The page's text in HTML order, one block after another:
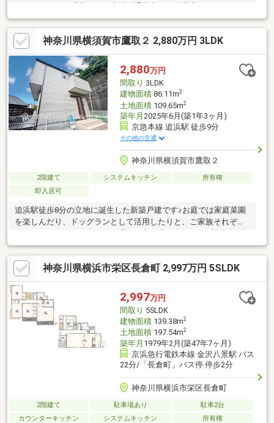
インターホン、緑豊かな住宅地、通風良好、全居室フローリン
グ、ウォークインクローゼット
神奈川県横須賀市鷹取２ 2,880万円 3LDK
2,880万円
間取り 3LDK
建物面積86.11m2
土地面積109.65m2
築年月 2025年6月(築1年3ヶ月)
京急本線 追浜駅 徒歩9分
その他の交通
神奈川県横須賀市鷹取２
2階建て システムキッチン
所有権
即入居可
追浜駅徒歩8分の立地に誕生した新築戸建です♪お庭では家庭菜園
を楽しんだり、ドッグランとして活用したりと、ご家族それぞれ
で、通勤・通学やお出かけにも便利な立地です♪■新築ならではの
きれいな住まいで、新生活を気持ちよくスタートできます！■お
庭では季節の野菜や草花を育てる家庭菜園も楽しめます♪■ドッグ
ランとして活用できるスペースがあり、愛犬との時間も充実しま
す！■ぜひ現地で広さや陽当たり、周辺環境もあわせてご体感く
ださい♪【お問い合わせは【フリーダイヤル：0120-702-700】まで
お気軽にどうぞ♪】
神奈川県横浜市栄区長倉町 2,997万円 5SLDK
2,997万円
間取り 5SLDK
建物面積139.38m2
土地面積197.54m2
築年月 1979年2月(築47年7ヶ月)
京浜急行電鉄本線 金沢八景駅 バス
22分/「長倉町」バス停 停歩2分
神奈川県横浜市栄区長倉町
2階建て 駐車場あり
駐車2台
カウンターキッチン
システムキッチン 所有権